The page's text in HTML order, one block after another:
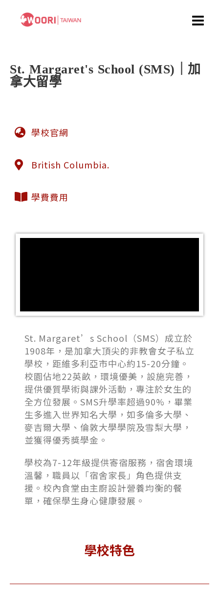
St. Margaret's School (SMS)｜加
拿大留學
學校官網
British Columbia.
學費費用
St. Margaret’s School（SMS）成立於
1908年，是加拿大頂尖的非教會女子私立
學校，距維多利亞市中心約15-20分鐘。
校園佔地22英畝，環境優美，設施完善，
提供優質學術與課外活動，專注於女生的
全方位發展。SMS升學率超過90%，畢業
生多進入世界知名大學，如多倫多大學、
麥吉爾大學、倫敦大學學院及雪梨大學，
並獲得優秀獎學金。
學校為7-12年級提供寄宿服務，宿舍環境
溫馨，職員以「宿舍家長」角色提供支
援。校內食堂由主廚設計營養均衡的餐
單，確保學生身心健康發展。
學校特色